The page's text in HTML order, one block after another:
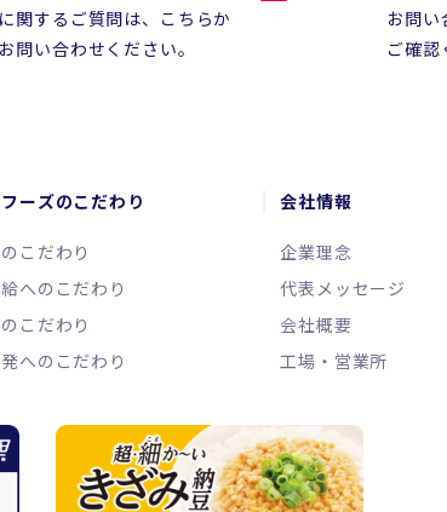
関するご質問は、こちらか
問い合わせください。
お問
ご確認
ーズのこだわり
こだわり
へのこだわり
こだわり
へのこだわり
会社情報
企業理念
代表メッセージ
会社概要
工場・営業所